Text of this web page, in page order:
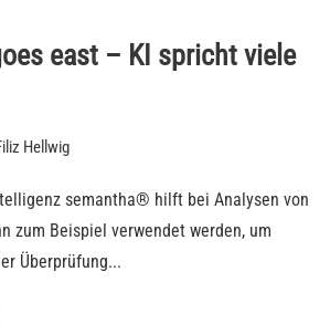
east – KI spricht viele
Hellwig
semantha® hilft bei Analysen von
zum Beispiel verwendet werden, um
Überprüfung...